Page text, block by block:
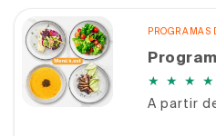
PROGRAMAS
Precio
A partir